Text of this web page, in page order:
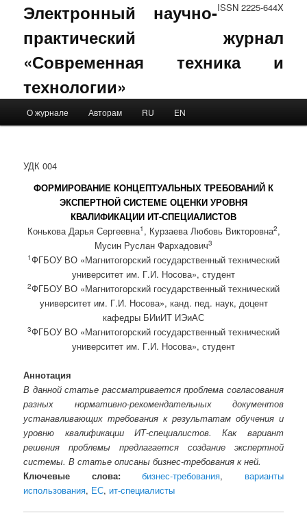
ISSN 2225-644X
Электронный научно-
практический журнал
«Современная техника и
технологии»
Skip to primary content
Skip to secondary content
О журнале Авторам RU EN
УДК 004
ФОРМИРОВАНИЕ КОНЦЕПТУАЛЬНЫХ ТРЕБОВАНИЙ К
ЭКСПЕРТНОЙ СИСТЕМЕ ОЦЕНКИ УРОВНЯ
КВАЛИФИКАЦИИ ИТ-СПЕЦИАЛИСТОВ
Конькова Дарья Сергеевна1 , Курзаева Любовь Викторовна2,
Мусин Руслан Фархадович3
1ФГБОУ ВО «Магнитогорский государственный технический
университет им. Г.И. Носова», студент
2ФГБОУ ВО «Магнитогорский государственный технический
университет им. Г.И. Носова», канд. пед. наук, доцент
кафедры БИиИТ ИЭиАС
3ФГБОУ ВО «Магнитогорский государственный технический
университет им. Г.И. Носова», студент
Аннотация
В данной статье рассматривается проблема согласования
разных нормативно-рекомендательных документов
устанавливающих требования к результатам обучения и
уровню квалификации ИТ-специалистов. Как вариант
решения проблемы предлагается создание экспертной
системы. В статье описаны бизнес-требования к ней.
Ключевые слова:
бизнес-требования, варианты
использования, ЕС, ит-специалисты